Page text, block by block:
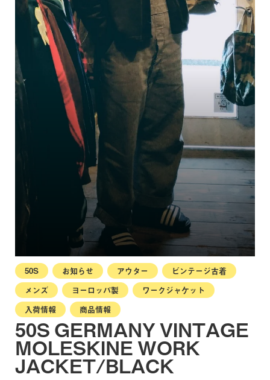
50S お知らせ アウター
ビンテージ古着
メンズ
ヨーロッパ製
ワークジャケット
入荷情報
商品情報
50S GERMANY VINTAGE
MOLESKINE WORK
JACKET/BLACK